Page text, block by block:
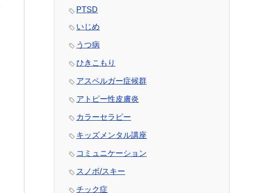
PTSD
いじめ
うつ病
ひきこもり
アスペルガー症候群
アトピー性皮膚炎
カラーセラピー
キッズメンタル講座
コミュニケーション
スノボ/スキー
チック症